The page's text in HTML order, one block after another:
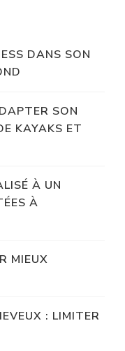
DANS SON
SON
KAYAKS ET
À UN
À
MIEUX
: LIMITER